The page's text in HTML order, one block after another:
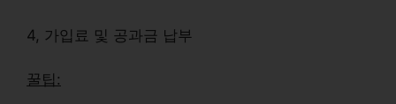
4, 가입료 및 공과금 납부
꿀팁: